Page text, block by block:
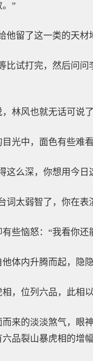
”
他留了这一类的天
比试打完，然后问
林风也就无话可说
光中，面色有些难
这么深，你想用今
词太弱智了，你在表
些恼怒：“我看你还
体内升腾而起，隐
，位列六品，此相
来的淡淡煞气，眼
品裂山暴虎相的增